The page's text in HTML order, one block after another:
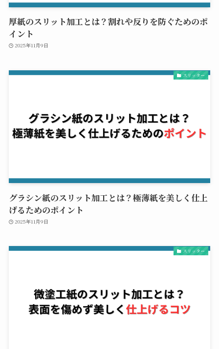
厚紙のスリット加工とは？割れや反りを防ぐためのポ
イント
2025年11月9日
スリッター
グラシン紙のスリット加工とは？極薄紙を美しく仕上
げるためのポイント
2025年11月9日
スリッター